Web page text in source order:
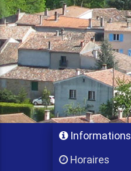
Informations
Horaires